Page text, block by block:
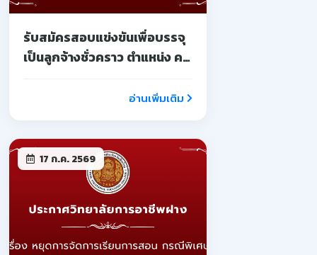
รับสมัครสอบแข่งขันเพื่อบรรจุ
เป็นลูกจ้างชั่วคราว ตำแหน่ง ครู
อ่านเพิ่มเติม
17 ก.ค. 2569